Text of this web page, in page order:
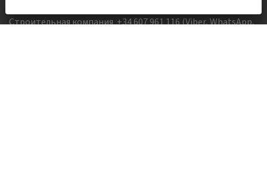
Строительная компания +34 607 961 116 (Viber, WhatsApp,